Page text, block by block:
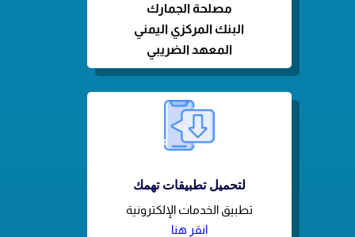
مصلحة الجمارك
البنك المركزي اليمني
المعهد الضريبي
لتحميل تطبيقات تهمك
تطبيق الخدمات الإلكترونية
انقر هنا